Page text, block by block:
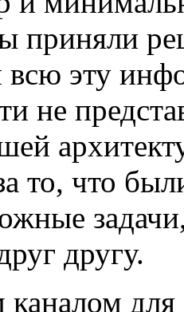
приняли
всю эту
не
то, что
другу.
каналом